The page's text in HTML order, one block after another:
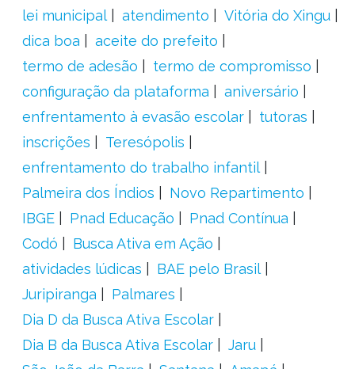
lei municipal
atendimento
Vitória do Xingu
dica boa
aceite do prefeito
termo de adesão
termo de compromisso
configuração da plataforma
aniversário
enfrentamento à evasão escolar
tutoras
inscrições
Teresópolis
enfrentamento do trabalho infantil
Palmeira dos Índios
Novo Repartimento
IBGE
Pnad Educação
Pnad Contínua
Codó
Busca Ativa em Ação
atividades lúdicas
BAE pelo Brasil
Juripiranga
Palmares
Dia D da Busca Ativa Escolar
Dia B da Busca Ativa Escolar
Jaru